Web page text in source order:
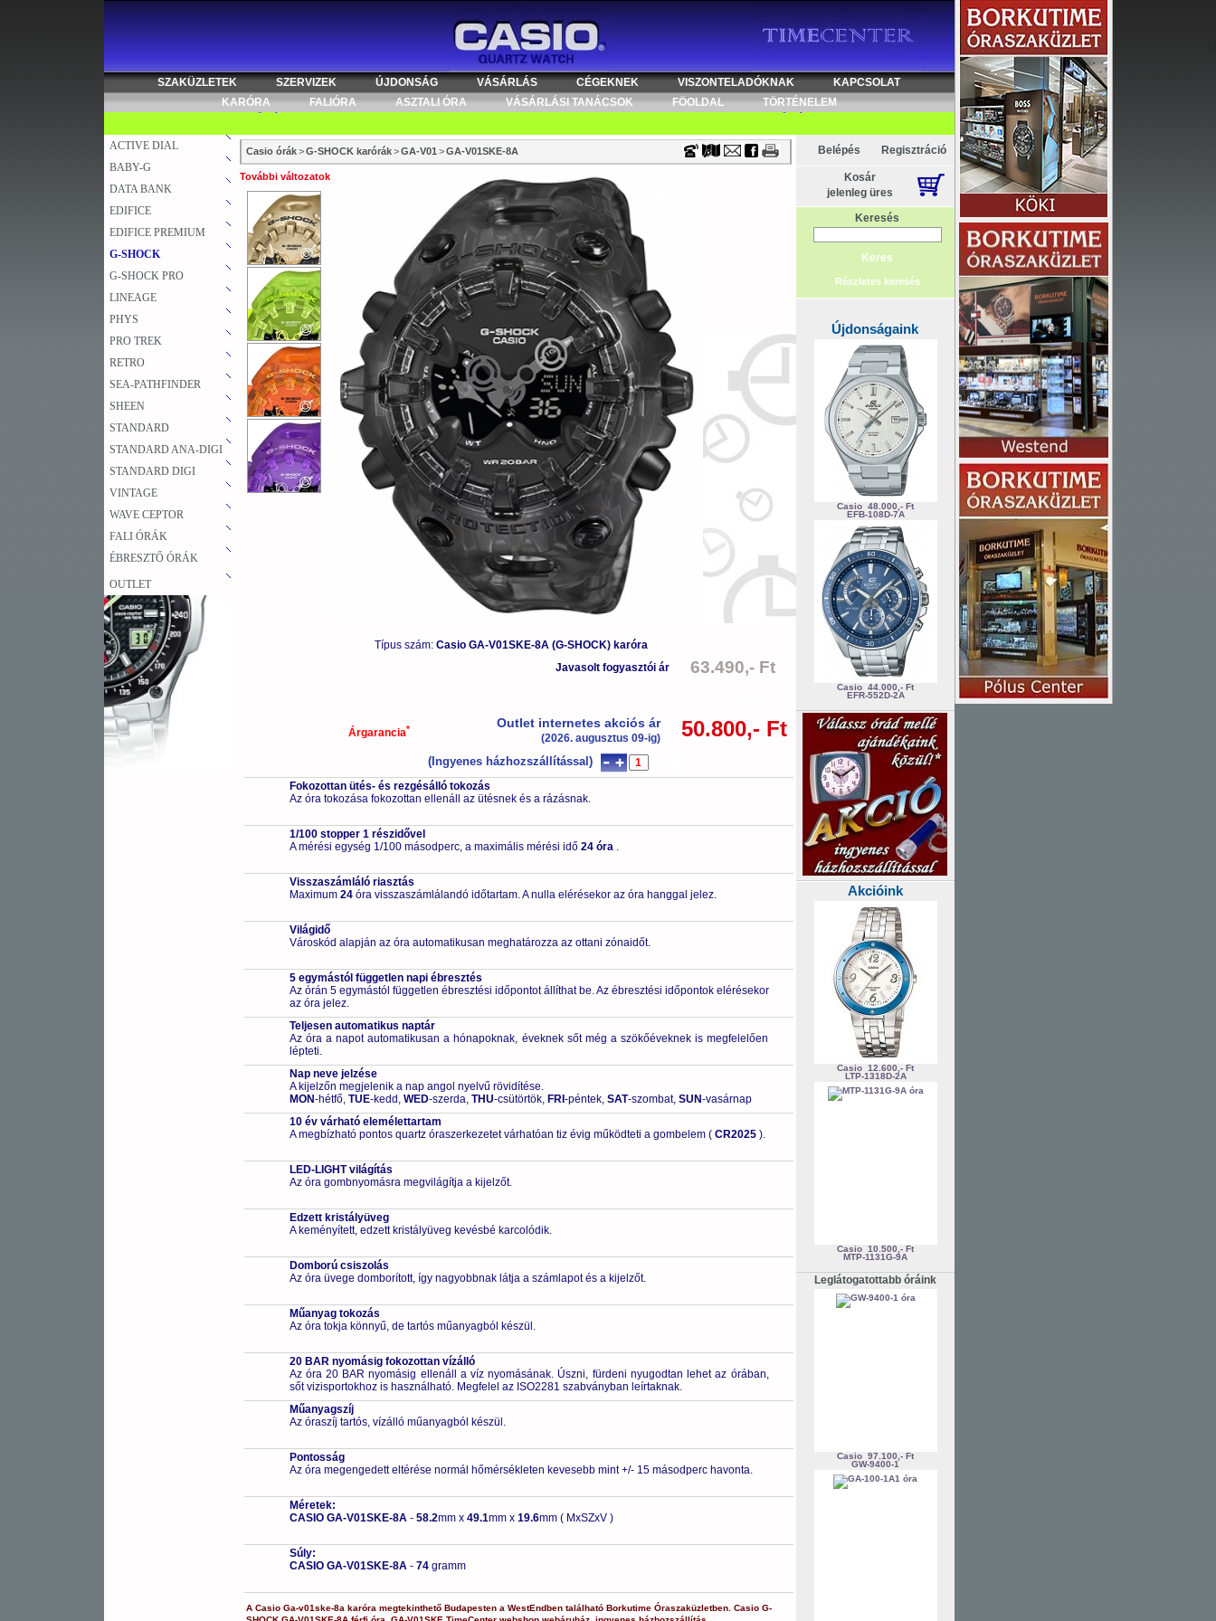
Timecenter
SZAKÜZLETEK SZERVIZEK ÚJDONSÁG VÁSÁRLÁS CÉGEKNEK VISZONTELADÓKNAK
KAPCSOLAT
KARÓRA
FALIÓRA ASZTALI ÓRA VÁSÁRLÁSI TANÁCSOK FÖOLDAL TÖRTÉNELEM
ACTIVE DIAL
BABY-G
DATA BANK
EDIFICE
EDIFICE PREMIUM
G-SHOCK
G-SHOCK PRO
LINEAGE
PHYS
PRO TREK
RETRO
SEA-PATHFINDER
SHEEN
STANDARD
STANDARD ANA-DIGI
STANDARD DIGI
VINTAGE
WAVE CEPTOR
FALI ÓRÁK
ÉBRESZTŐ ÓRÁK
OUTLET
Casio órák > G-SHOCK karórák > GA-V01 > GA-V01SKE-8A
További változatok
Típus szám: Casio GA-V01SKE-8A (G-SHOCK) karóra
Javasolt fogyasztói ár
63.490,- Ft
Árgarancia* Outlet internetes akciós ár
(2026. augusztus 09-ig) 50.800,- Ft
(Ingyenes házhozszállítással)
Fokozottan ütés- és rezgésálló tokozás
Az óra tokozása fokozottan ellenáll az ütésnek és a rázásnak.
1/100 stopper 1 részidővel
A mérési egység 1/100 másodperc, a maximális mérési idő 24 óra .
Visszaszámláló riasztás
Maximum 24óra visszaszámlálandó időtartam. A nulla elérésekor az óra hanggal jelez.
Világidő
Városkód alapján az óra automatikusan meghatározza az ottani zónaidőt.
5 egymástól független napi ébresztés
Az órán 5 egymástól független ébresztési időpontot állíthat be. Az ébresztési időpontok elérésekor
az óra jelez.
Teljesen automatikus naptár
Az óra a napot automatikusan a hónapoknak, éveknek sőt még a szökőéveknek is megfelelően
lépteti.
Nap neve jelzése
A kijelzőn megjelenik a nap angol nyelvű rövidítése.
MON-hétfő, TUE-kedd, WED-szerda, THU-csütörtök, FRI -péntek, SAT-szombat, SUN-vasárnap
10 év várható elemélettartam
A megbízható pontos quartz óraszerkezetet várhatóan tiz évig működteti a gombelem ( CR2025).
LED-LIGHT világítás
Az óra gombnyomásra megvilágítja a kijelzőt.
Edzett kristályüveg
A keményített, edzett kristályüveg kevésbé karcolódik.
Domború csiszolás
Az óra üvege domborított, így nagyobbnak látja a számlapot és a kijelzőt.
Műanyag tokozás
Az óra tokja könnyű, de tartós műanyagból készül.
20 BAR nyomásig fokozottan vízálló
Az óra 20 BAR nyomásig ellenáll a víz nyomásának. Úszni, fürdeni nyugodtan lehet az órában,
sőt vizisportokhoz is használható. Megfelel az ISO2281 szabványban leírtaknak.
Műanyagszíj
Az óraszíj tartós, vízálló műanyagból készül.
Pontosság
Az óra megengedett eltérése normál hőmérsékleten kevesebb mint +/- 15 másodperc havonta.
Méretek:
CASIO GA-V01SKE-8A- 58.2mm x 49.1mm x 19.6mm ( MxSZxV )
Súly:
CASIO GA-V01SKE-8A- 74 gramm
A Casio Ga-v01ske-8a karóra megtekinthető Budapesten a WestEndbentalálható Borkutime Óraszaküzletben. Casio G-
Belépés Regisztráció
Kosár
jelenleg üres
Keresés
Részletes keresés
Újdonságaink
Casio 48.000,- Ft
EFB-108D-7A
Casio 44.000,- Ft
EFR-552D-2A
Akcióink
Casio 12.600,- Ft
LTP-1318D-2A
Casio 10.500,- Ft
MTP-1131G-9A
Leglátogatottabb óráink
Casio 97.100,- Ft
GW-9400-1